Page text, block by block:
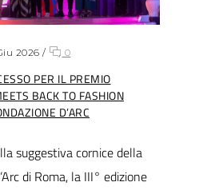
2026 / 0
PER IL PREMIO
BACK TO FASHION
D’ARC
suggestiva cornice della
di Roma, la III° edizione